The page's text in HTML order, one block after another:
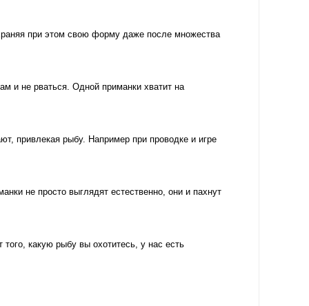
при этом свою форму даже после множества
и не рваться. Одной приманки хватит на
привлекая рыбу. Например при проводке и игре
не просто выглядят естественно, они и пахнут
какую рыбу вы охотитесь, у нас есть